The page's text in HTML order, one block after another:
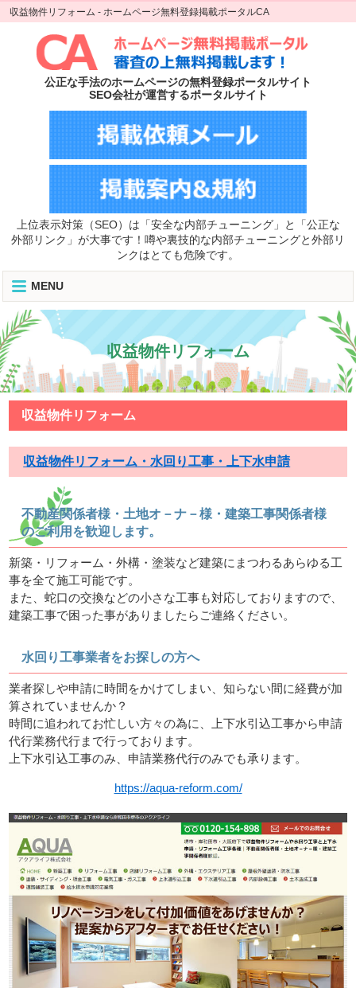
収益物件リフォーム - ホームページ無料登録掲載ポータルCA
公正な手法のホームページの無料登録ポータルサイト
SEO会社が運営するポータルサイト
上位表示対策（SEO）は「安全な内部チューニング」と「公正な
外部リンク」が大事です！噂や裏技的な内部チューニングと外部リ
ンクはとても危険です。
MENU
収益物件リフォーム
収益物件リフォーム
収益物件リフォーム・水回り工事・上下水申請
不動産関係者様・土地オ－ナ－様・建築工事関係者様
のご利用を歓迎します。
新築・リフォーム・外構・塗装など建築にまつわるあらゆる工
事を全て施工可能です。
また、蛇口の交換などの小さな工事も対応しておりますので、
建築工事で困った事がありましたらご連絡ください。
水回り工事業者をお探しの方へ
業者探しや申請に時間をかけてしまい、知らない間に経費が加
算されていませんか？
時間に追われてお忙しい方々の為に、上下水引込工事から申請
代行業務代行まで行っております。
上下水引込工事のみ、申請業務代行のみでも承ります。
https://aqua-reform.com/